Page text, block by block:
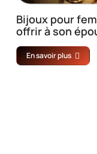
Bijoux pour
offrir à son
En savoir plus